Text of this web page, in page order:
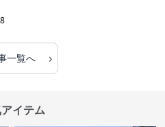
一覧へ ›
イテム